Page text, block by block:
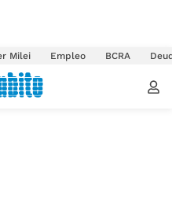
Milei Empleo BCRA